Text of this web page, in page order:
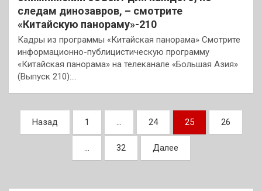
следам динозавров, – смотрите
«Китайскую панораму»-210
Кадры из программы «Китайская панорама» Смотрите
информационно-публицистическую программу
«Китайская панорама» на телеканале «Большая Азия»
(Выпуск 210):…
Пагинация
записей
Назад 1 … 24 25 26
… 32 Далее